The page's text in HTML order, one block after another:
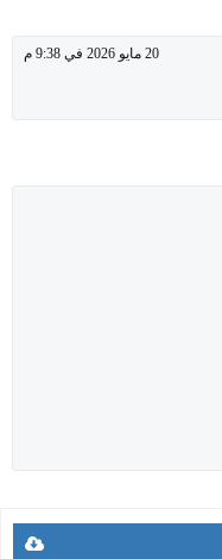
20 مايو 2026 في 9:38 م